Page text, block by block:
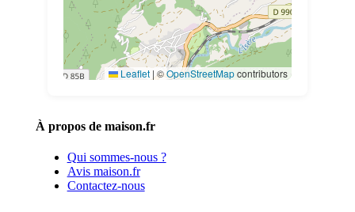
Leaflet | ©OpenStreetMapcontributors
À propos de maison.fr
Qui sommes-nous ?
Avis maison.fr
Contactez-nous